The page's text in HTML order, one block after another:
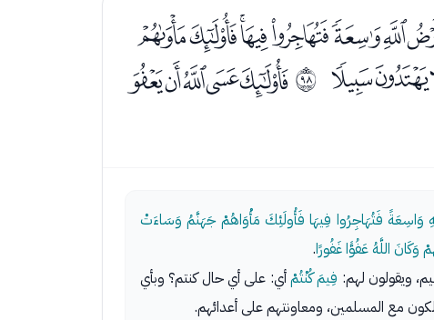
ﱡﮭﮮﮯﮰﮱ
وَاسِعَةً فَتُهَاجِرُوا فِيهَا فَأُولَئِكَ مَأْوَاهُمْ جَهَنَّمُ وَسَاءَتْ
اللَّهُ عَفُوًّا غَفُورًا.
ويقولون لهم: فِيمَ كُنْتُمْأي: على أي حال كنتم؟ وبأي
مع المسلمين، ومعاونتهم على أعدائهم.